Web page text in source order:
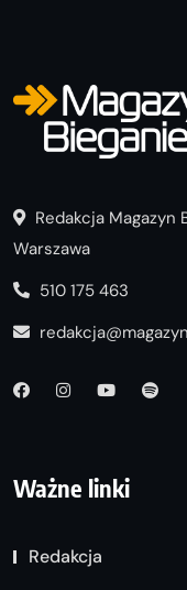
Redakcja
Warszawa
510 175 463
Ważne linki
Redakcja